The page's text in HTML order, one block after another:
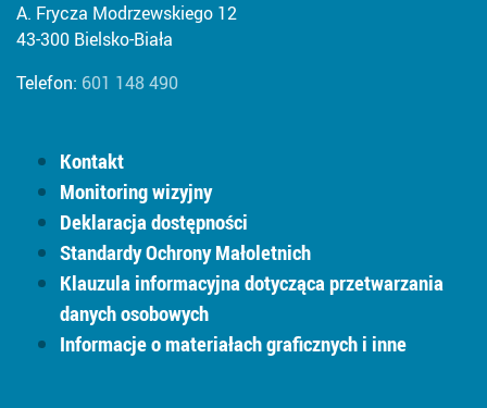
A. Frycza Modrzewskiego 12
43-300 Bielsko-Biała
Telefon: 601 148 490
Kontakt
Monitoring wizyjny
Deklaracja dostępności
Standardy Ochrony Małoletnich
Klauzula informacyjna dotycząca przetwarzania
danych osobowych
Informacje o materiałach graficznych i inne